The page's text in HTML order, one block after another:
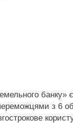
банку»
з 6